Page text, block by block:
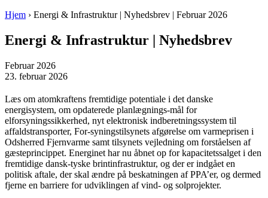
Hjem › Energi & Infrastruktur | Nyhedsbrev | Februar 2026
Energi & Infrastruktur | Nyhedsbrev
Februar 2026
23. februar 2026
Læs om atomkraftens fremtidige potentiale i det danske
energisystem, om opdaterede planlægnings-mål for
elforsyningssikkerhed, nyt elektronisk indberetningssystem til
affaldstransporter, For-syningstilsynets afgørelse om varmeprisen i
Odsherred Fjernvarme samt tilsynets vejledning om forståelsen af
gæsteprincippet. Energinet har nu åbnet op for kapacitetssalget i den
fremtidige dansk-tyske brintinfrastruktur, og der er indgået en
politisk aftale, der skal ændre på beskatningen af PPA’er, og dermed
fjerne en barriere for udviklingen af vind- og solprojekter.